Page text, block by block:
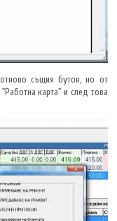
отново същия бутон, но от
карта" и след това